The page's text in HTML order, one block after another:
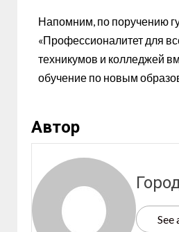
Напомним, по поручению
«Профессионалитет для
техникумов и колледжей
обучение по новым
Автор
See